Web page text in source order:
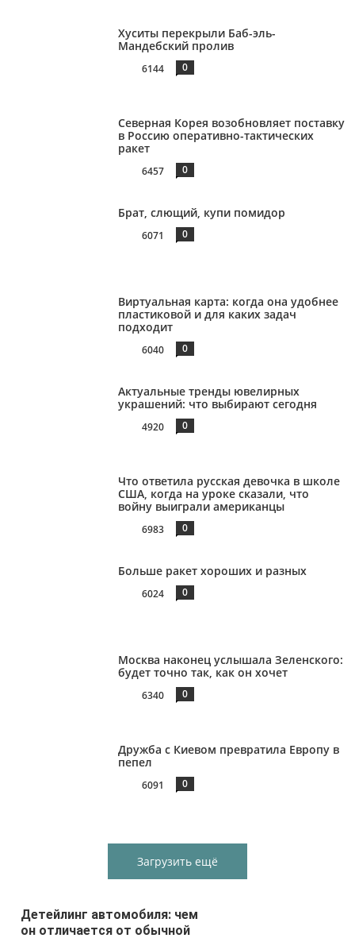
Хуситы перекрыли Баб-эль-
Мандебский пролив
6144 0
Северная Корея возобновляет поставку
в Россию оперативно-тактических
ракет
6457 0
Брат, слющий, купи помидор
6071 0
Виртуальная карта: когда она удобнее
пластиковой и для каких задач
подходит
6040 0
Актуальные тренды ювелирных
украшений: что выбирают сегодня
4920 0
Что ответила русская девочка в школе
США, когда на уроке сказали, что
войну выиграли американцы
6983 0
Больше ракет хороших и разных
6024 0
Москва наконец услышала Зеленского:
будет точно так, как он хочет
6340 0
Дружба с Киевом превратила Европу в
пепел
6091 0
Загрузить ещё
Детейлинг автомобиля: чем
он отличается от обычной